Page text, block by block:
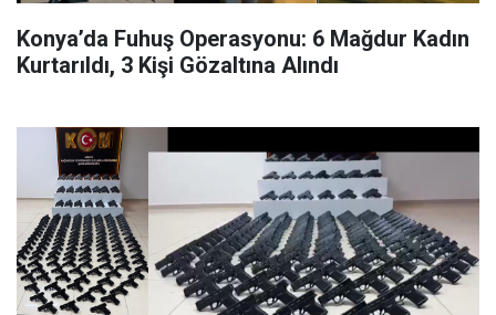
Konya’da Fuhuş Operasyonu: 6 Mağdur Kadın
Kurtarıldı, 3 Kişi Gözaltına Alındı